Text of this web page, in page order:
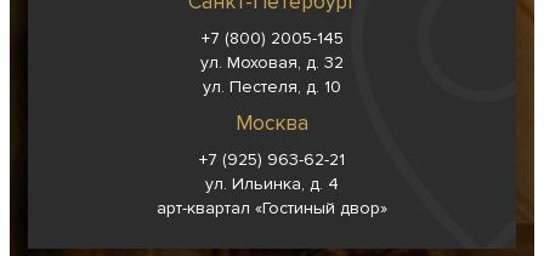
+7 (800) 2005-145
ул. Моховая, д. 32
ул. Пестеля, д. 10
Москва
+7 (925) 963-62-21
ул. Ильинка, д. 4
арт-квартал «Гостиный двор»